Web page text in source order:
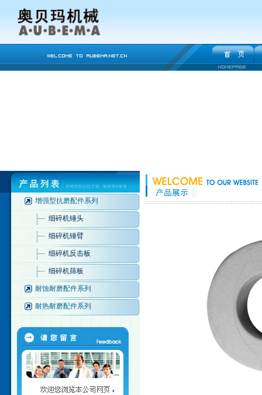
增强型抗磨配件系列
细碎机锤头
细碎机锤臂
细碎机反击板
细碎机筛板
耐蚀耐磨配件系列
耐热耐磨配件系列